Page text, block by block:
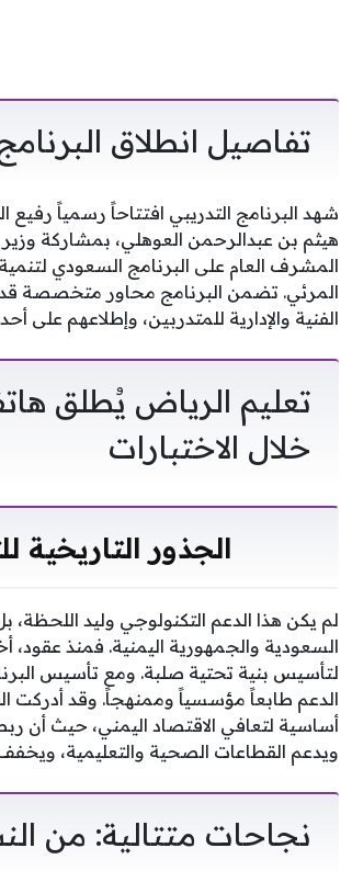
تفاصيل انطلاق
شهد البرنامج التدريبي افتتاحاً رسمياً
هيثم بن عبدالرحمن العوهلي، بمشاركة
المشرف العام على البرنامج السعودي
المرئي. تضمن البرنامج محاور متخصصة
الفنية والإدارية للمتدربين، وإطلاعهم على
تعليم الرياض يُطلق
خلال الاختبارات
الجذور التاريخية
لم يكن هذا الدعم التكنولوجي وليد اللحظة،
السعودية والجمهورية اليمنية. فمنذ
الدعم طابعاً مؤسسياً وممنهجاً. وقد أدركت
أساسية لتعافي الاقتصاد اليمني، حيث أن
ويدعم القطاعات الصحية والتعليمية،
نجاحات متتالية: من